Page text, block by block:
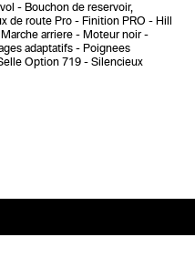
Bouchon de reservoir,
de route Pro Finition PRO
Hill
Marche arriere
Moteur noir
adaptatifs
Poignees
Option 719
Silencieux